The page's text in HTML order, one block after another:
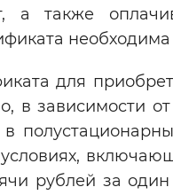
а также
для
в зависимости
рублей за